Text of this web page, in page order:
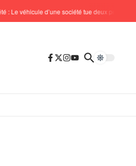
d’une société tue deux personnes !